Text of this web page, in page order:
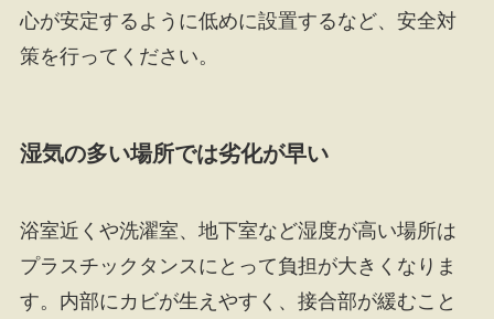
心が安定するように低めに設置するなど、安全対
策を行ってください。
湿気の多い場所では劣化が早い
浴室近くや洗濯室、地下室など湿度が高い場所は
プラスチックタンスにとって負担が大きくなりま
す。内部にカビが生えやすく、接合部が緩むこと